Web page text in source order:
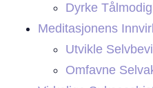
Dyrke
Meditasjonens
Utvikle
Omfavne